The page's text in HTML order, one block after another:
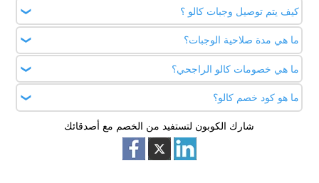
الإيقاف.
يوفر كالو أنظمة اشتراك أسبوعية أو شهرية أو كل ثلاثة أشهر،
وبالطبع يمكنك إلغائها ببساطة من خلال الضغط على إيقاف خطة
الاشتراك داخل الصفحة الخاصة بحسابك على تطبيق كالو.
كيف يتم توصيل وجبات كالو ؟
يتم التوصيل من خلال شاحنات مبردة ومجهزة لحفظ الطعام حتى
يصل إليك في أفضل حالة.
ما هي مدة صلاحية الوجبات؟
خصيصًا لك بشكل يومي.
ما هي خصومات كالو الراجحي؟
هي خصومات خاصة يوفرها تطبيق كالو لعملاء مصرف الراجحي،
ويسري معها تخفيض كود خصم كالو
ما هو كود خصم كالو؟
هو رمز ترويجي نوفره لك في أطلب كوبون فوري وفعال على
شارك الكوبون لتستفيد من الخصم مع أصدقائك